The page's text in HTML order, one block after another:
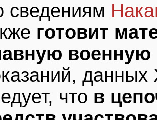
сведениям
готовит
военную
что в